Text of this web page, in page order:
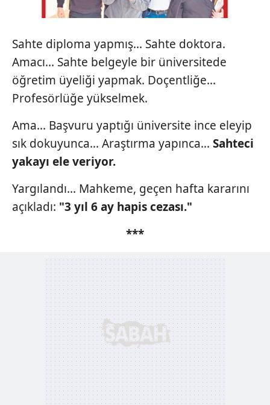
Sahte diploma yapmış... Sahte doktora.
Amacı... Sahte belgeyle bir üniversitede
öğretim üyeliği yapmak. Doçentliğe...
Profesörlüğe yükselmek.
Ama... Başvuru yaptığı üniversite ince eleyip
sık dokuyunca... Araştırma yapınca... Sahteci
yakayı ele veriyor.
Yargılandı... Mahkeme, geçen hafta kararını
açıkladı: "3 yıl 6ay hapis cezası."
***